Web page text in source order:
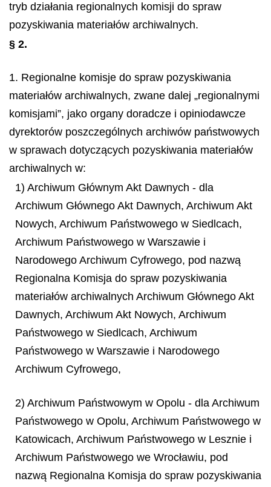
tryb działania regionalnych komisji do spraw
pozyskiwania materiałów archiwalnych.
§ 2.
1. Regionalne komisje do spraw pozyskiwania
materiałów archiwalnych, zwane dalej „regionalnymi
komisjami”, jako organy doradcze i opiniodawcze
dyrektorów poszczególnych archiwów państwowych
w sprawach dotyczących pozyskiwania materiałów
archiwalnych w:
1) Archiwum Głównym Akt Dawnych - dla
Archiwum Głównego Akt Dawnych, Archiwum Akt
Nowych, Archiwum Państwowego w Siedlcach,
Archiwum Państwowego w Warszawie i
Narodowego Archiwum Cyfrowego, pod nazwą
Regionalna Komisja do spraw pozyskiwania
materiałów archiwalnych Archiwum Głównego Akt
Dawnych, Archiwum Akt Nowych, Archiwum
Państwowego w Siedlcach, Archiwum
Państwowego w Warszawie i Narodowego
Archiwum Cyfrowego,
2) Archiwum Państwowym w Opolu - dla Archiwum
Państwowego w Opolu, Archiwum Państwowego w
Katowicach, Archiwum Państwowego w Lesznie i
Archiwum Państwowego we Wrocławiu, pod
nazwą Regionalna Komisja do spraw pozyskiwania